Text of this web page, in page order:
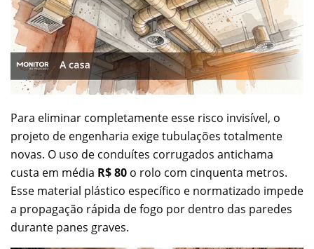
Para eliminar completamente esse risco invisível, o
projeto de engenharia exige tubulações totalmente
novas. O uso de conduítes corrugados antichama
custa em média R$ 80 o rolo com cinquenta metros.
Esse material plástico específico e normatizado impede
a propagação rápida de fogo por dentro das paredes
durante panes graves.